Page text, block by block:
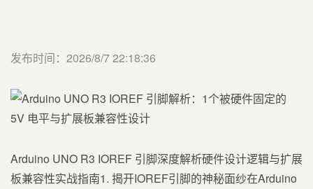
发布时间：2026/8/7 22:18:36
Arduino UNO R3 IOREF 引脚深度解析硬件设计逻辑与扩展
板兼容性实战指南1. 揭开IOREF引脚的神秘面纱在Arduino